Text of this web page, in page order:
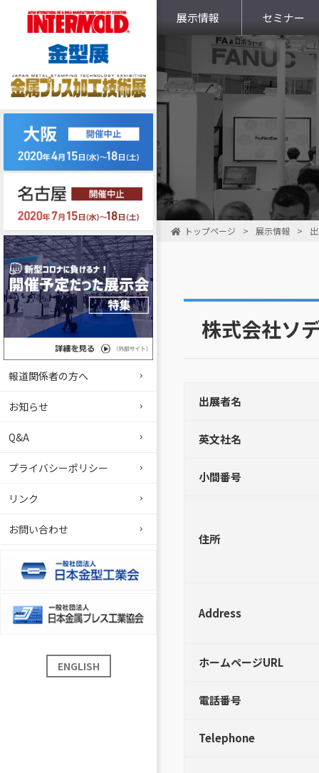
報道関係者の方へ
お知らせ
Q&A
プライバシーポリシー
リンク
お問い合わせ
ENGLISH
展示情報 セミナー
トップページ > 展示情報 >
株式会社ソ
出展者名
英文社名
小間番号
住所
Address
ホームページURL
電話番号
Telephone